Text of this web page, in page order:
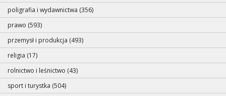
poligrafia i wydawnictwa (356)
prawo (593)
przemysł i produkcja (493)
religia (17)
rolnictwo i leśnictwo (43)
sport i turystka (504)